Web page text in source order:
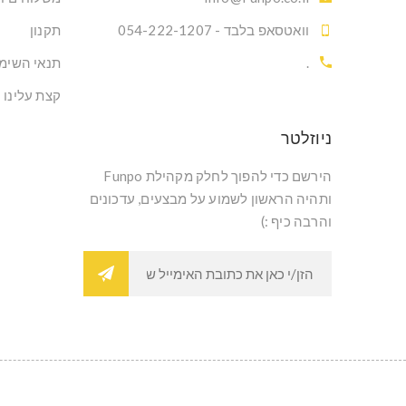
וואטסאפ בלבד - 054-222-1207
.
תקנון
תנאי
קצת עלינו
ניוזלטר
הירשם כדי להפוך לחלק מקהילת Funpo
ותהיה הראשון לשמוע על מבצעים, עדכונים
והרבה כיף :)